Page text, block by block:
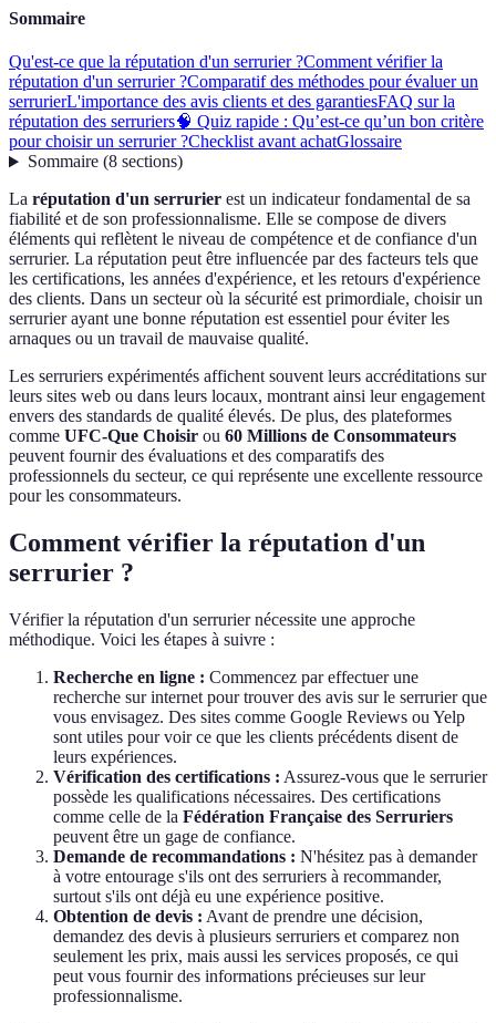
Sommaire
Qu'est-ce que la réputation d'un serrurier ?Comment vérifier la
réputation d'un serrurier ?Comparatif des méthodes pour évaluer un
serrurierL'importance des avis clients et des garantiesFAQ sur la
réputation des serruriers🧠 Quiz rapide : Qu’est-ce qu’un bon critère
pour choisir un serrurier ?Checklist avant achatGlossaire
Sommaire(8 sections)
La réputation d'un serrurier est un indicateur fondamental de sa
fiabilité et de son professionnalisme. Elle se compose de divers
éléments qui reflètent le niveau de compétence et de confiance d'un
serrurier. La réputation peut être influencée par des facteurs tels que
les certifications, les années d'expérience, et les retours d'expérience
des clients. Dans un secteur où la sécurité est primordiale, choisir un
serrurier ayant une bonne réputation est essentiel pour éviter les
arnaques ou un travail de mauvaise qualité.
Les serruriers expérimentés affichent souvent leurs accréditations sur
leurs sites web ou dans leurs locaux, montrant ainsi leur engagement
envers des standards de qualité élevés. De plus, des plateformes
comme UFC-Que Choisir ou 60 Millions de Consommateurs
peuvent fournir des évaluations et des comparatifs des
professionnels du secteur, ce qui représente une excellente ressource
pour les consommateurs.
Comment vérifier la réputation d'un
serrurier ?
Vérifier la réputation d'un serrurier nécessite une approche
méthodique. Voici les étapes à suivre :
Recherche en ligne : Commencez par effectuer une
recherche sur internet pour trouver des avis sur le serrurier que
vous envisagez. Des sites comme Google Reviews ou Yelp
sont utiles pour voir ce que les clients précédents disent de
leurs expériences.
Vérification des certifications : Assurez-vous que le serrurier
possède les qualifications nécessaires. Des certifications
comme celle de la Fédération Française des Serruriers
peuvent être un gage de confiance.
Demande de recommandations : N'hésitez pas à demander
à votre entourage s'ils ont des serruriers à recommander,
surtout s'ils ont déjà eu une expérience positive.
Obtention de devis : Avant de prendre une décision,
demandez des devis à plusieurs serruriers et comparez non
seulement les prix, mais aussi les services proposés, ce qui
peut vous fournir des informations précieuses sur leur
professionnalisme.